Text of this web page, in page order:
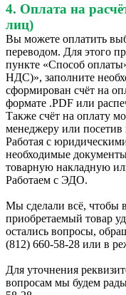
4. Оплата на
лиц)
Вы можете оплатить
переводом. Для этого
пункте «Способ
НДС)», заполните
сформирован счёт на
формате .PDF или
Также счёт на оплату
менеджеру или
Работая с
необходимые
товарную накладную
Работаем с ЭДО.
Мы сделали всё, чтобы
приобретаемый товар
остались вопросы,
(812) 660-58-28 или в
Для уточнения
вопросам мы будем